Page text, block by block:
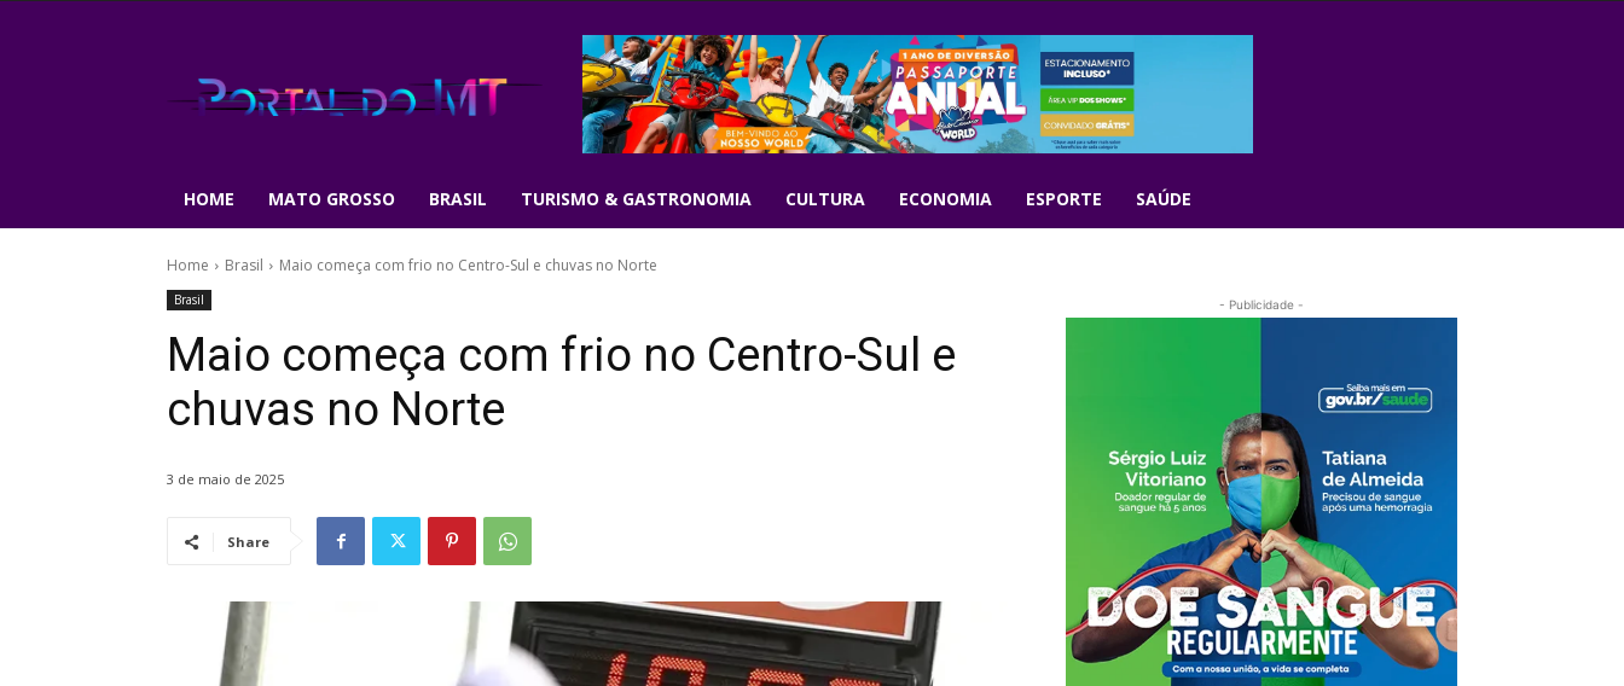
HOME MATO GROSSO BRASIL TURISMO & GASTRONOMIA CULTURA ECONOMIA ESPORTE SAÚDE
Home Brasil Maio começa com frio no Centro-Sul e chuvas no Norte
Brasil
Maio começa com frio no Centro-Sul e
chuvas no Norte
3 de maio de 2025
Share
- Publicidade -